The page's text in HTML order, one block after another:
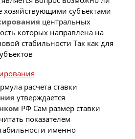
хозяйствующими субъектами
центральных
которых направлена на
стабильности Так как для
расчёта ставки
утверждается
РФ Сам размер ставки
показателем
именно